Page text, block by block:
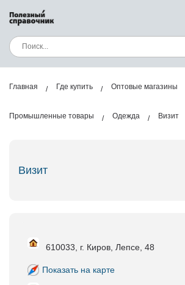
Главная Где купить Оптовые магазины
Промышленные товары Одежда Визит
Визит
610033, г. Киров, Лепсе, 48
Показать на карте